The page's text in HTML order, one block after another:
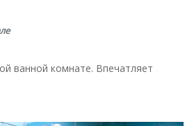
ванной комнате. Впечатляет